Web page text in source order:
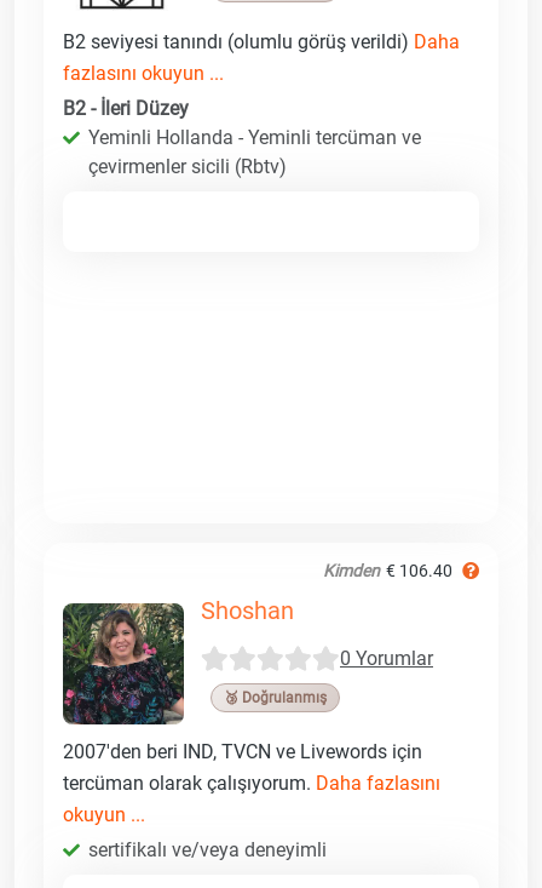
B2 seviyesi tanındı (olumlu görüş verildi) Daha
fazlasını okuyun ...
B2 - İleri Düzey
Yeminli Hollanda - Yeminli tercüman ve
çevirmenler sicili (Rbtv)
Kimden € 106.40
Shoshan
0 Yorumlar
🥉 Doğrulanmış
2007'den beri IND, TVCN ve Livewords için
tercüman olarak çalışıyorum. Daha fazlasını
okuyun ...
sertifikalı ve/veya deneyimli